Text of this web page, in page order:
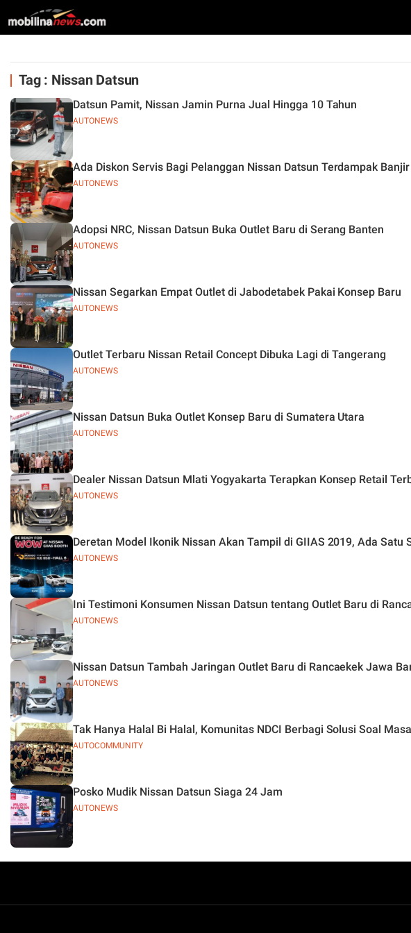
Tag : Nissan Datsun
AUTONEWS
Datsun Pamit, Nissan Jamin Purna Jual Hingga 10 Tahun
AUTONEWS
Ada Diskon Servis Bagi Pelanggan Nissan Datsun Terdampak Banjir
AUTONEWS
Adopsi NRC, Nissan Datsun Buka Outlet Baru di Serang Banten
AUTONEWS
Nissan Segarkan Empat Outlet di Jabodetabek Pakai Konsep Baru
AUTONEWS
Outlet Terbaru Nissan Retail Concept Dibuka Lagi di Tangerang
AUTONEWS
Nissan Datsun Buka Outlet Konsep Baru di Sumatera Utara
AUTONEWS
Dealer Nissan Datsun Mlati Yogyakarta Terapkan Konsep Retail
AUTONEWS
Deretan Model Ikonik Nissan Akan Tampil di GIIAS 2019, Ada Satu
AUTONEWS
Ini Testimoni Konsumen Nissan Datsun tentang Outlet Baru di
AUTONEWS
Nissan Datsun Tambah Jaringan Outlet Baru di Rancaekek Jawa
AUTOCOMMUNITY
Tak Hanya Halal Bi Halal, Komunitas NDCI Berbagi Solusi Soal
AUTONEWS
Posko Mudik Nissan Datsun Siaga 24 Jam